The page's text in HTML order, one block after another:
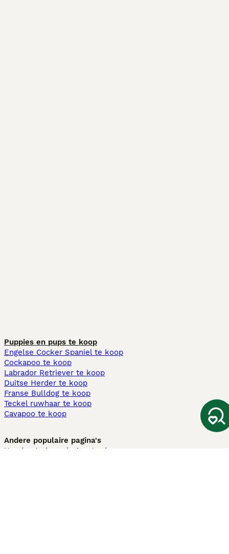
Puppies en pups te koop
Engelse Cocker Spaniel te koop
Cockapoo te koop
Labrador Retriever te koop
Duitse Herder te koop
Franse Bulldog te koop
Teckel ruwhaar te koop
Cavapoo te koop
Andere populaire pagina's
Honden te koop in Amsterdam